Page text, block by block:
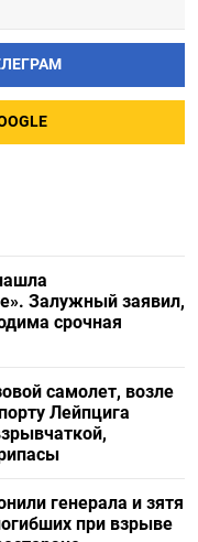
Залужный заявил,
срочная
самолет, возле
Лейпцига
генерала и зятя
при взрыве